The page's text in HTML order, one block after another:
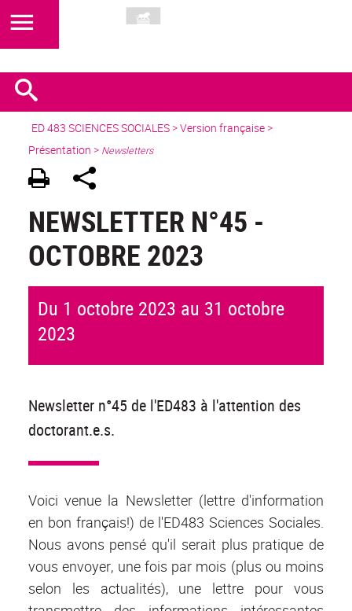
ED 483 SCIENCES SOCIALES>Version française>
Présentation > Newsletters
NEWSLETTER N°45 -
OCTOBRE 2023
Du 1 octobre 2023 au 31 octobre
2023
Newsletter n°45 de l'ED483 à l'attention des
doctorant.e.s.
Voici venue la Newsletter (lettre d'information
en bon français!) de l'ED483 Sciences Sociales.
Nous avons pensé qu'il serait plus pratique de
vous envoyer, une fois par mois (plus ou moins
selon les actualités), une lettre pour vous